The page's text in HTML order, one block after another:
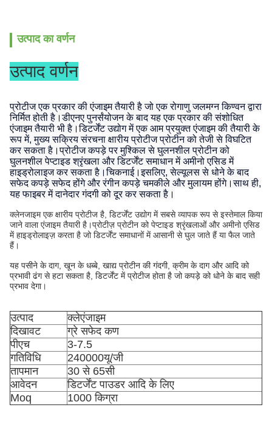
उत्पाद का वर्णन
उत्पाद वर्णन
प्रोटीज एक प्रकार की एंजाइम तैयारी है जो एक रोगाणु जलमग्न किण्वन द्वारा
निर्मित होती है।डीएनए पुनर्संयोजन के बाद यह एक प्रकार की संशोधित
एंजाइम तैयारी भी है।डिटर्जेंट उद्योग में एक आम प्रयुक्त एंजाइम की तैयारी के
रूप में, मुख्य सक्रिय संरचना क्षारीय प्रोटीज प्रोटीन को तेजी से विघटित
कर सकता है।प्रोटीज कपड़े पर मुश्किल से घुलनशील प्रोटीन को
घुलनशील पेप्टाइड श्रृंखला और डिटर्जेंट समाधान में अमीनो एसिड में
हाइड्रोलाइज कर सकता है।चिकनाई।इसलिए, सेल्यूलस से धोने के बाद
सफेद कपड़े सफेद होंगे और रंगीन कपड़े चमकीले और मुलायम होंगे।साथ ही,
यह फाइबर में दानेदार गंदगी को दूर कर सकता है।
क्लेनजाइम एक क्षारीय प्रोटीज है, डिटर्जेंट उद्योग में सबसे व्यापक रूप से इस्तेमाल किया
जाने वाला एंजाइम तैयारी है।प्रोटीज़ प्रोटीन को पेप्टाइड श्रृंखलाओं और अमीनो एसिड
में हाइड्रोलाइज़ करता है जो डिटर्जेंट समाधानों में आसानी से घुल जाते हैं या फैल जाते
हैं।
यह पसीने के दाग, खून के धब्बे, खाद्य प्रोटीन की गंदगी, क्रीम के दाग और आदि को
प्रभावी ढंग से हटा सकता है, डिटर्जेंट में प्रोटीज होता है जो कपड़े को धोने के बाद सही
प्रभाव देगा।
उत्पाद
क्लेएंजाइम
दिखावट
ग्रे सफेद कण
पीएच
3-7.5
गतिविधि
240000यू/जी
तापमान
30 से 65सी
आवेदन
डिटर्जेंट पाउडर आदि के लिए
Moq
1000 किग्रा